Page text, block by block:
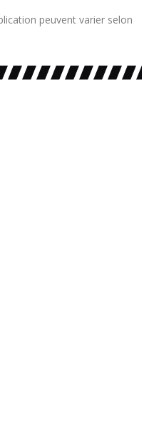
peuvent varier selon